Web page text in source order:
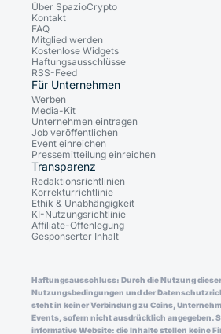
Über SpazioCrypto
Kontakt
FAQ
Mitglied werden
Kostenlose Widgets
Haftungsausschlüsse
RSS-Feed
Für Unternehmen
Werben
Media-Kit
Unternehmen eintragen
Job veröffentlichen
Event einreichen
Pressemitteilung einreichen
Transparenz
Redaktionsrichtlinien
Korrekturrichtlinie
Ethik & Unabhängigkeit
KI-Nutzungsrichtlinie
Affiliate-Offenlegung
Gesponserter Inhalt
Haftungsausschluss: Durch die Nutzung
Nutzungsbedingungen und der
steht in keiner Verbindung zu Coins,
Events, sofern nicht ausdrücklich angegeben.
informative Website: die Inhalte stellen keine